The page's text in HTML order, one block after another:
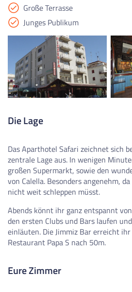
Große Terrasse
Junges Publikum
Die Lage
Das Aparthotel Safari zeichnet sich
zentrale Lage aus. In wenigen
großen Supermarkt, sowie den
von Calella. Besonders angenehm,
nicht weit schleppen müsst.
Abends könnt ihr ganz entspannt
den ersten Clubs und Bars laufen
einläuten. Die Jimmiz Bar erreicht
Restaurant Papa S nach 50m.
Eure Zimmer